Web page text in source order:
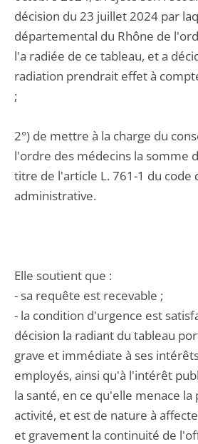
décision du 23 juillet 2024 par
départemental du Rhône de
l'a radiée de ce tableau, et a
radiation prendrait effet à
;
2°) de mettre à la charge du
l'ordre des médecins la somme
titre de l'article L. 761-1 du code
administrative.
Elle soutient que :
- sa requête est recevable ;
- la condition d'urgence est
décision la radiant du tableau
grave et immédiate à ses
employés, ainsi qu'à l'intérêt
la santé, en ce qu'elle menace
activité, et est de nature à
et gravement la continuité de